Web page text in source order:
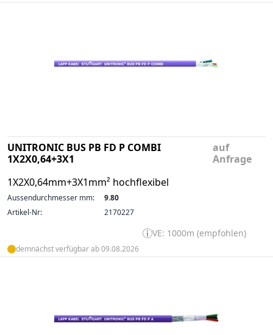
UNITRONIC BUS PB FD P COMBI
1X2X0,64+3X1
1X2X0,64mm+3X1mm² hochflexibel
auf
Anfrage
Aussendurchmesser mm:
9.80
Artikel-Nr:
2170227
VE: 1000m (empfohlen)
demnächst verfügbar ab 09.08.2026